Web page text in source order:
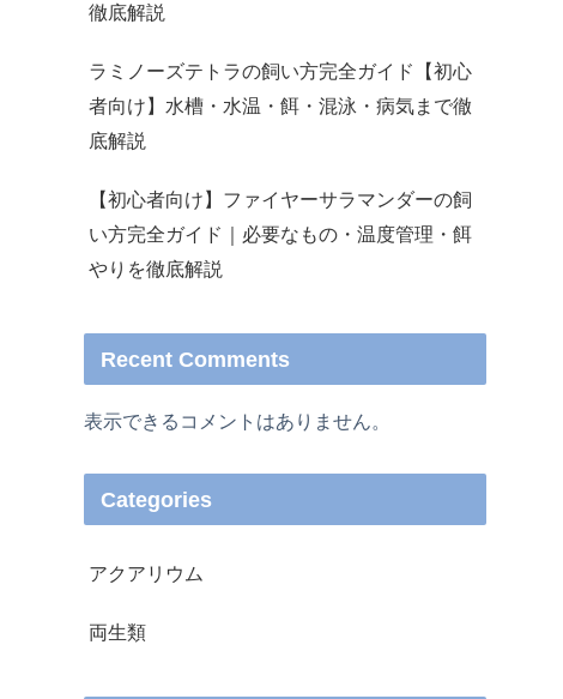
徹底解説
ラミノーズテトラの飼い方完全ガイド【初心
者向け】水槽・水温・餌・混泳・病気まで徹
底解説
【初心者向け】ファイヤーサラマンダーの飼
い方完全ガイド｜必要なもの・温度管理・餌
やりを徹底解説
Recent Comments
表示できるコメントはありません。
Categories
アクアリウム
両生類